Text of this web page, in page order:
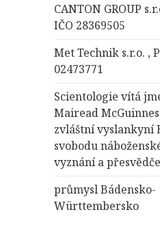
CANTON GROUP
IČO 28369505
Met Technik s.r.o. ,
02473771
Scientologie vítá
Mairead
zvláštní vyslankyní
svobodu
vyznání a
průmysl Bádensko-
Württembersko